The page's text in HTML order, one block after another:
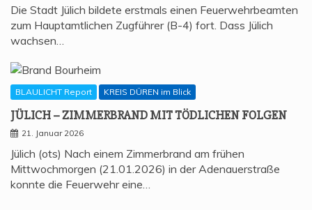
Die Stadt Jülich bildete erstmals einen Feuerwehrbeamten
zum Hauptamtlichen Zugführer (B-4) fort. Dass Jülich
wachsen…
BLAULICHT Report KREIS DÜREN im Blick
JÜLICH – ZIM­MER­BRAND MIT TÖD­LI­CHEN FOLGEN
21. Januar 2026
Jülich (ots) Nach einem Zimmerbrand am frühen
Mittwochmorgen (21.01.2026) in der Adenauerstraße
konnte die Feuerwehr eine…